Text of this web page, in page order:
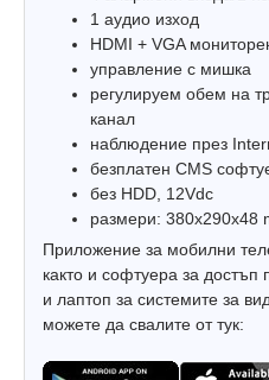
1 аудио изход
HDMI + VGA
управление с мишка
регулируем обем на
канал
наблюдение през
безплатен CMS
без HDD, 12Vdc
размери: 380х290х48
Приложение за мобилни
както и софтуера за
и лаптоп за системите за
можете да свалите от тук: